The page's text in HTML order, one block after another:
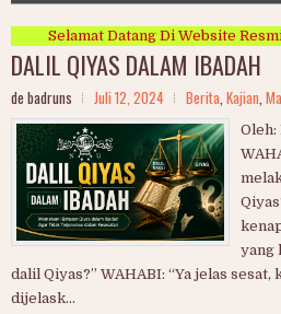
Selamat Datang Di Website Resmi
DALIL QIYAS DALAM IBADAH
de badruns Juli 12, 2024 Berita Kajian
Oleh:
yang
dalil Qiyas?” WAHABI: “Ya jelas
dijelask...